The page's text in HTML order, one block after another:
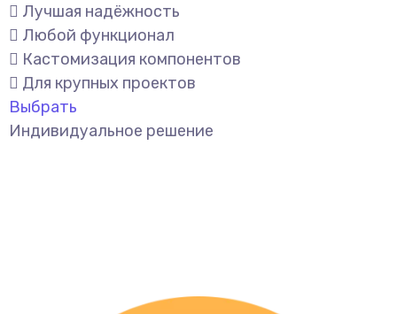
Лучшая надёжность
Любой функционал
Кастомизация компонентов
Для крупных проектов
Выбрать
Индивидуальное решение